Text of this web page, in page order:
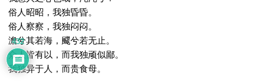
俗人昭昭，我独昏昏。
俗人察察，我独闷闷。
澹兮其若海，飂兮若无止。
众人皆有以，而我独顽似鄙。
我独异于人，而贵食母。
432